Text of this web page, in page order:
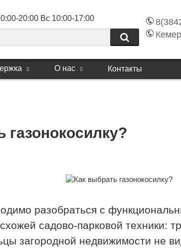
20:00 Вс 10:00-17:00
О нас Контакты
газонокосилку?
разобраться с
садово-парковой техники:
загородной недвижимости не